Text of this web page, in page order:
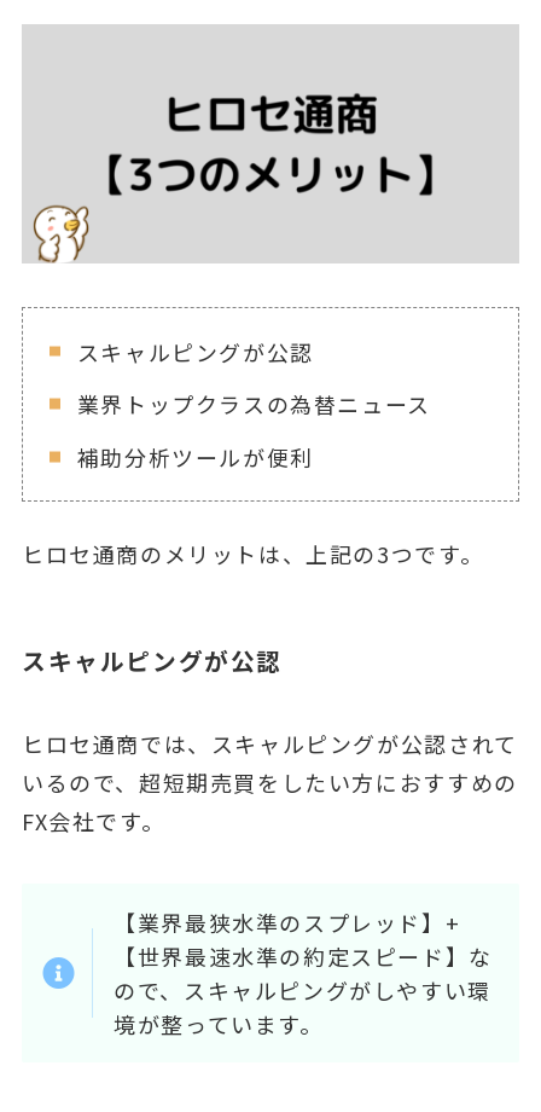
スキャルピングが公認
業界トップクラスの為替ニュース
補助分析ツールが便利
ヒロセ通商のメリットは、上記の3つです。
スキャルピングが公認
ヒロセ通商では、スキャルピングが公認されて
いるので、超短期売買をしたい方におすすめの
FX会社です。
【業界最狭水準のスプレッド】+
【世界最速水準の約定スピード】な
ので、スキャルピングがしやすい環
境が整っています。